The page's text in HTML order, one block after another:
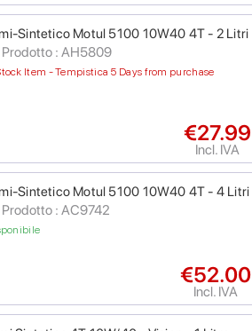
Sintetico Motul 5100 10W40 4T - 2 Litri
: AH5809
Item - Tempistica 5 Days from purchase
€27.99
Incl. IVA
Sintetico Motul 5100 10W40 4T - 4 Litri
: AC9742
€52.00
Incl. IVA